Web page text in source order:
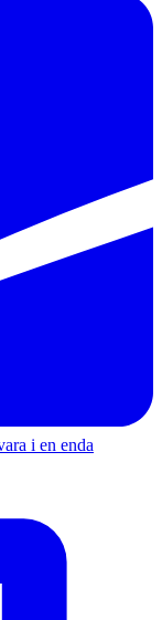
i en enda